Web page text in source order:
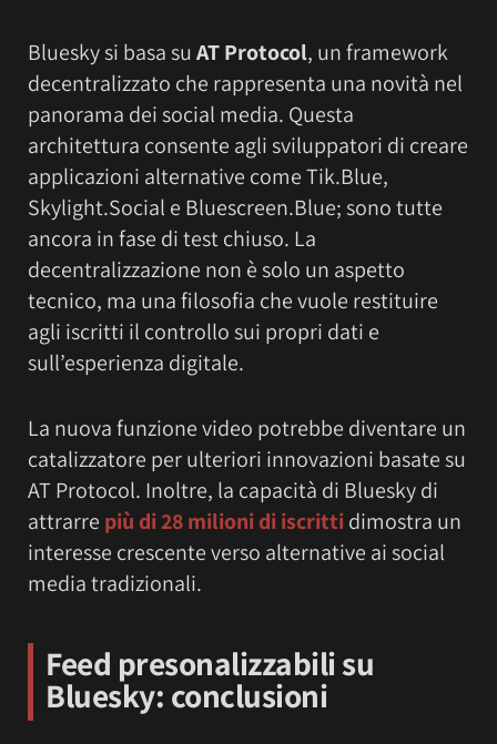
Bluesky si basa suAT Protocol, un framework
decentralizzato che rappresenta una novità nel
panorama dei social media. Questa
architettura consente agli sviluppatori di creare
applicazioni alternative come Tik.Blue,
Skylight.Social e Bluescreen.Blue; sono tutte
ancora in fase di test chiuso. La
decentralizzazione non è solo un aspetto
tecnico, ma una filosofia che vuole restituire
agli iscritti il controllo sui propri dati e
sull’esperienza digitale.
La nuova funzione video potrebbe diventare un
catalizzatore per ulteriori innovazioni basate su
AT Protocol. Inoltre, la capacità di Bluesky di
attrarre più di 28 milioni di iscritti dimostra un
interesse crescente verso alternative ai social
media tradizionali.
Feed presonalizzabili su
Bluesky: conclusioni